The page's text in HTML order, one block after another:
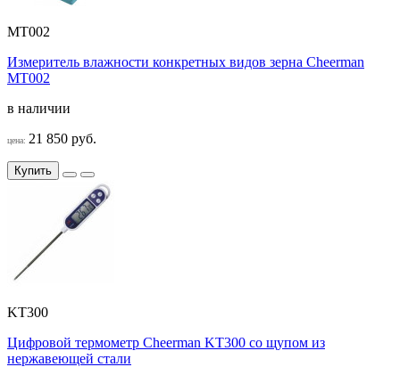
MT002
Измеритель влажности конкретных видов зерна Cheerman
MT002
в наличии
цена: 21 850 руб.
Купить
KT300
Цифровой термометр Cheerman KT300 со щупом из
нержавеющей стали